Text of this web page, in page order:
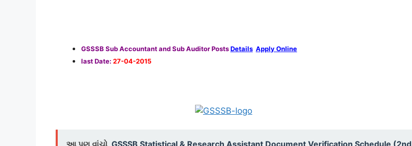
GSSSB Sub Accountant and Sub Auditor PostsDetails Apply Online
last Date: 27-04-2015